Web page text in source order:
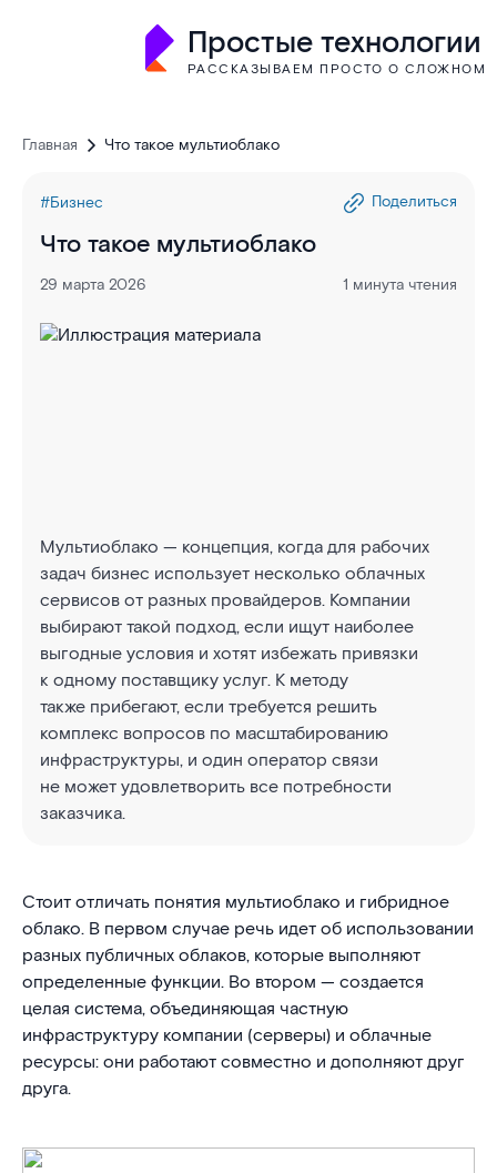
Простые технологии
РАССКАЗЫВАЕМ ПРОСТО О СЛОЖНОМ
Главная Что такое мультиоблако
#Бизнес Поделиться
Что такое мультиоблако
29 марта 2026 1 минута чтения
Мультиоблако — концепция, когда для рабочих
задач бизнес использует несколько облачных
сервисов от разных провайдеров. Компании
выбирают такой подход, если ищут наиболее
выгодные условия и хотят избежать привязки
к одному поставщику услуг. К методу
также прибегают, если требуется решить
комплекс вопросов по масштабированию
инфраструктуры, и один оператор связи
не может удовлетворить все потребности
заказчика.
Стоит отличать понятия мультиоблако и гибридное
облако. В первом случае речь идет об использовании
разных публичных облаков, которые выполняют
определенные функции. Во втором — создается
целая система, объединяющая частную
инфраструктуру компании (серверы) и облачные
ресурсы: они работают совместно и дополняют друг
друга.